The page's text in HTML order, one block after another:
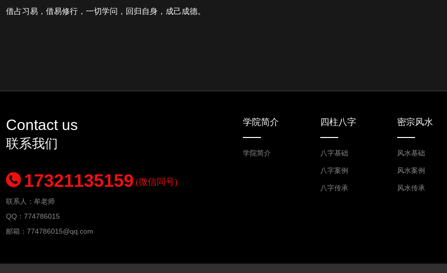
借占习易，借易修行，一切学问，回归自身，成己成德。
Contact us
联系我们
17321135159 (微信同号)
联系人：牟老师
QQ：774786015
邮箱： 774786015@qq.com
学院简介
学院简介
四柱八字
八字基础
八字案例
八字传承
密宗风水
风水基础
风水案例
风水传承